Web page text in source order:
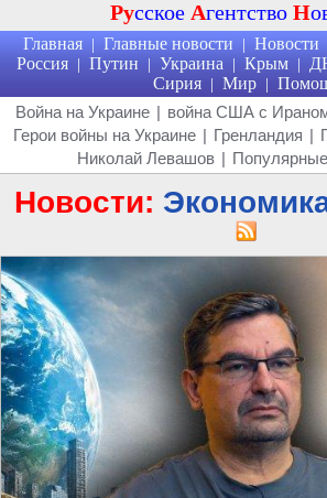
Русское Агентство Н
Главная | Главные новости | Новости
Россия | Путин | Украина | Крым |
Сирия | Мир |
Война на Украине | война США с
Герои войны на Украине | Гренландия |
Николай Левашов |
Новости: